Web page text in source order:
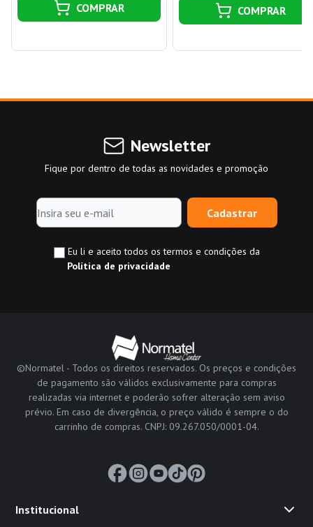
COMPRAR COMPRAR
Newsletter
Fique por dentro de todas as novidades e promoção
Cadastrar
Eu li e aceito todos os termos e condições da
Política de privacidade
©Normatel - Todos os direitos reservados. Os preços e condições
de pagamento são válidos exclusivamente para compras
realizadas via internet e poderão sofrer alteração sem aviso
prévio. Em caso de divergência, o preço válido é sempre o do
carrinho de compras. CNPJ: 09.267.050/0001-04.
Institucional